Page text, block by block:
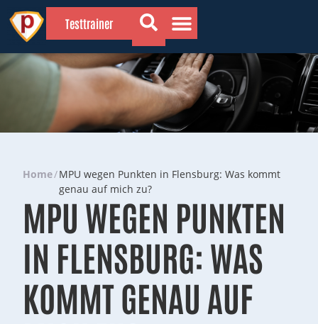
Testtrainer
Home/MPU wegen Punkten in Flensburg: Was kommt
genau auf mich zu?
MPU WEGEN PUNKTEN
IN FLENSBURG: WAS
KOMMT GENAU AUF